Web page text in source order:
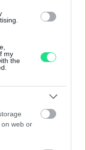
my
the
web or
maggiori
una